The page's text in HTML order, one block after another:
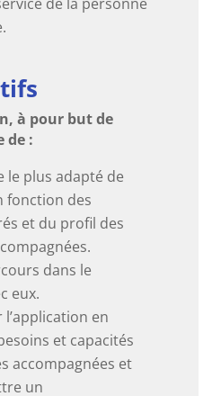
à pour but de
de :
le plus adapté de
fonction des
et du profil des
dans le
eux.
en
et capacités
accompagnées et
un